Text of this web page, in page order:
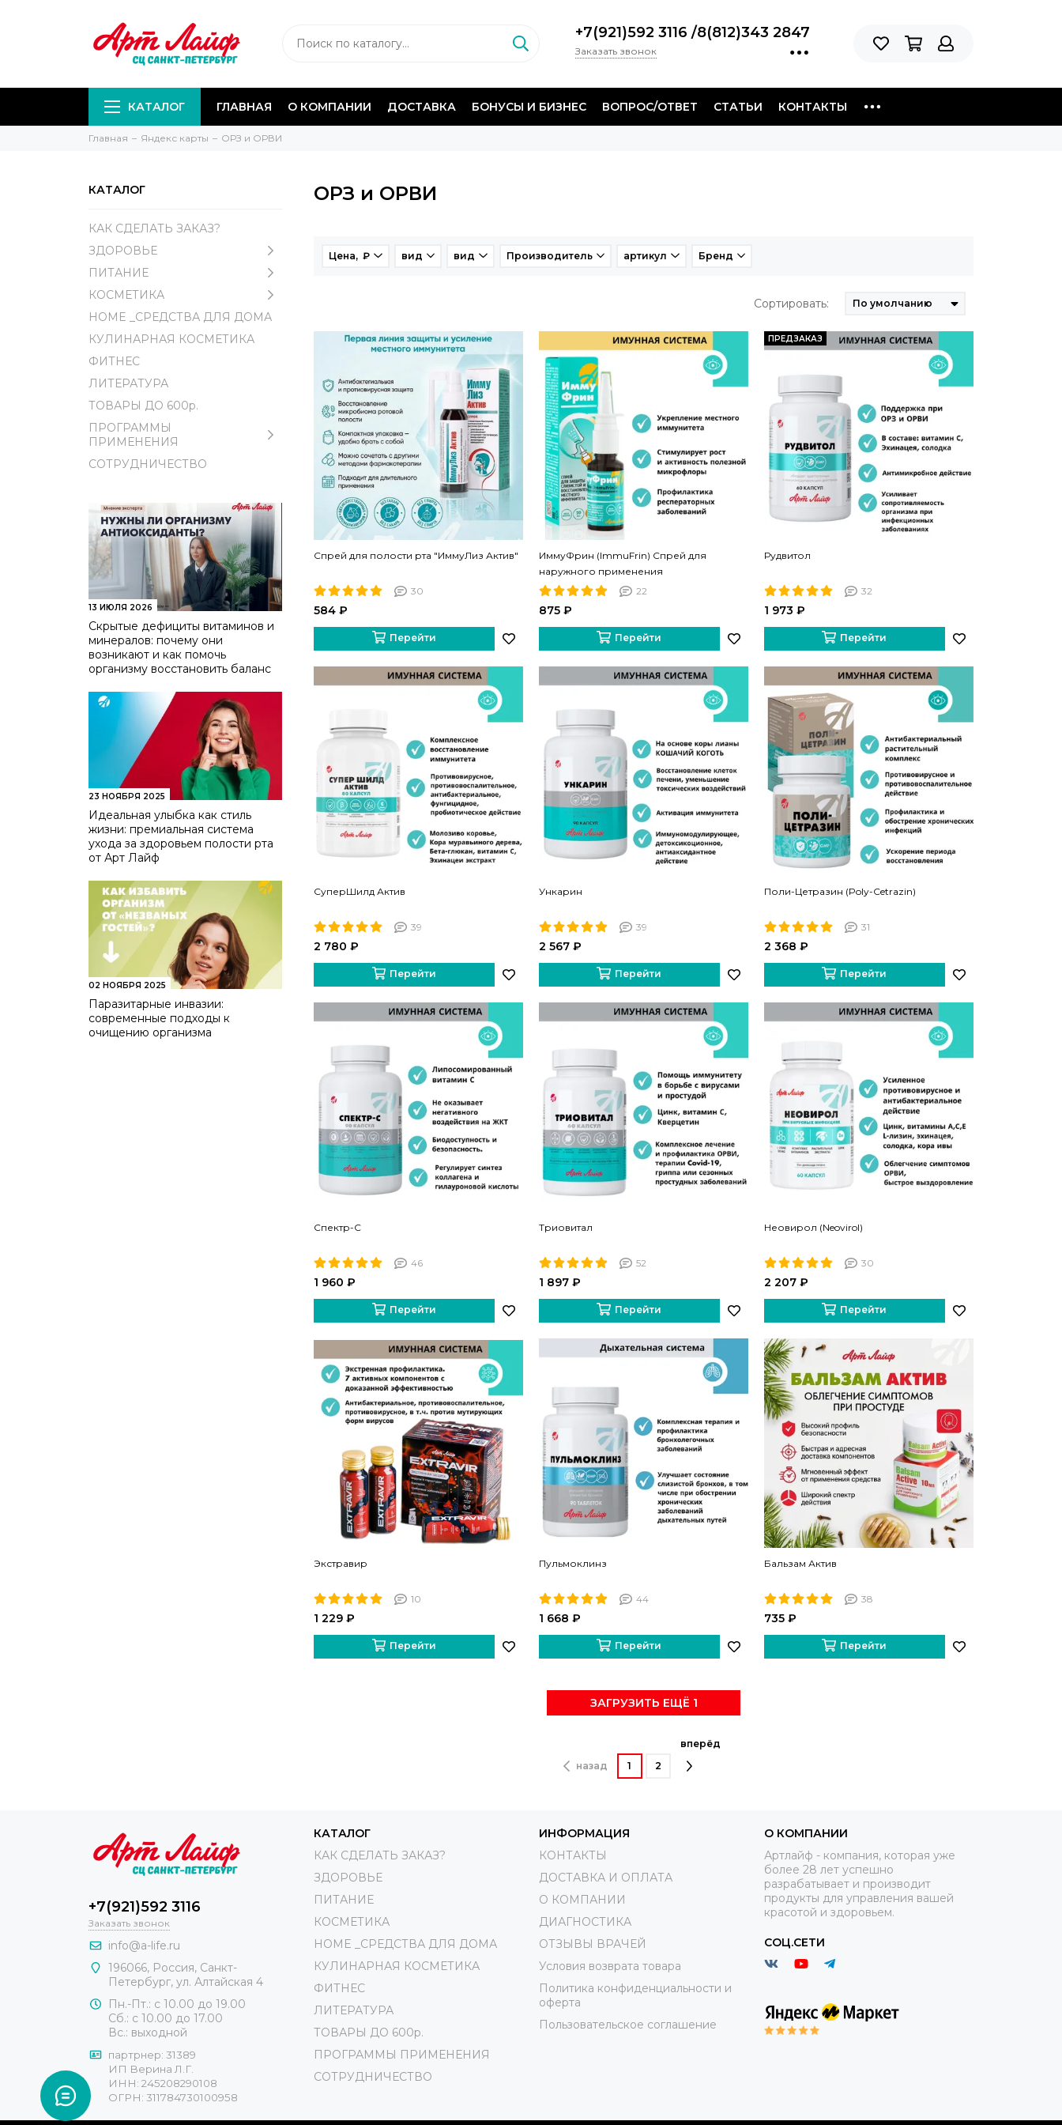
+7(921)592 3116 /8(812)343 2847
Заказать звонок
КАТАЛОГ ГЛАВНАЯ О КОМПАНИИ ДОСТАВКА БОНУСЫ И БИЗНЕС ВОПРОС/ОТВЕТ СТАТЬИ КОНТАКТЫ
Главная Яндекс карты ОРЗ и ОРВИ
КАТАЛОГ
КАК СДЕЛАТЬ ЗАКАЗ?
ЗДОРОВЬЕ
ПИТАНИЕ
КОСМЕТИКА
HOME _СРЕДСТВА ДЛЯ ДОМА
КУЛИНАРНАЯ КОСМЕТИКА
ФИТНЕС
ЛИТЕРАТУРА
ТОВАРЫ ДО 600р.
ПРОГРАММЫ
ПРИМЕНЕНИЯ
СОТРУДНИЧЕСТВО
13 ИЮЛЯ 2026
Скрытые дефициты витаминов и
минералов: почему они
возникают и как помочь
организму восстановить баланс
23 НОЯБРЯ 2025
Идеальная улыбка как стиль
жизни: премиальная система
ухода за здоровьем полости рта
от Арт Лайф
02 НОЯБРЯ 2025
Паразитарные инвазии:
современные подходы к
очищению организма
ОРЗ и ОРВИ
Цена, ₽ вид вид Производитель артикул Бренд
Сортировать:
Спрей для полости рта "ИммуЛиз Актив"
30
584 ₽
Перейти
ИммуФрин (ImmuFrin) Спрей для
наружного применения
22
875 ₽
Перейти
ПРЕДЗАКАЗ
Рудвитол
32
1 973 ₽
Перейти
СуперШилд Актив
39
2 780 ₽
Перейти
Ункарин
39
2 567 ₽
Перейти
Поли-Цетразин (Poly-Cetrazin)
31
2 368 ₽
Перейти
Спектр-С
46
1 960 ₽
Перейти
Триовитал
52
1 897 ₽
Перейти
Неовирол (Neovirol)
30
2 207 ₽
Перейти
Экстравир
10
1 229 ₽
Перейти
Пульмоклинз
44
1 668 ₽
Перейти
Бальзам Актив
38
735 ₽
Перейти
ЗАГРУЗИТЬ ЕЩЁ 1
назад 1 2
вперёд
+7(921)592 3116
Заказать звонок
info@a-life.ru
196066, Россия, Санкт-
Петербург, ул. Алтайская 4
Пн.-Пт.: с 10.00 до 19.00
Сб.: с 10.00 до 17.00
Вс.: выходной
партрнер: 31389
ИП Верина Л.Г.
ИНН: 245208290108
ОГРН: 311784730100958
КАТАЛОГ
КАК СДЕЛАТЬ ЗАКАЗ?
ЗДОРОВЬЕ
ПИТАНИЕ
КОСМЕТИКА
HOME _СРЕДСТВА ДЛЯ ДОМА
КУЛИНАРНАЯ КОСМЕТИКА
ФИТНЕС
ЛИТЕРАТУРА
ТОВАРЫ ДО 600р.
ПРОГРАММЫ ПРИМЕНЕНИЯ
СОТРУДНИЧЕСТВО
ИНФОРМАЦИЯ
КОНТАКТЫ
ДОСТАВКА И ОПЛАТА
О КОМПАНИИ
ДИАГНОСТИКА
ОТЗЫВЫ ВРАЧЕЙ
Условия возврата товара
Политика конфиденциальности и
оферта
Пользовательское соглашение
О КОМПАНИИ
Артлайф - компания, которая уже
более 28 лет успешно
разрабатывает и производит
продукты для управления вашей
красотой и здоровьем.
СОЦ.СЕТИ